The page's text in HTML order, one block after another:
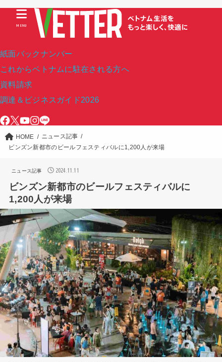
紙面バックナンバー
これからベトナムに駐在される方へ
資料請求
調達＆ビジネスガイド2026
MENU
HOME
ニュース記事
ビンズン新都市のビールフェスティバルに1,200人が来場
ニュース記事 2024.11.11
ビンズン新都市のビールフェスティバルに
1,200人が来場